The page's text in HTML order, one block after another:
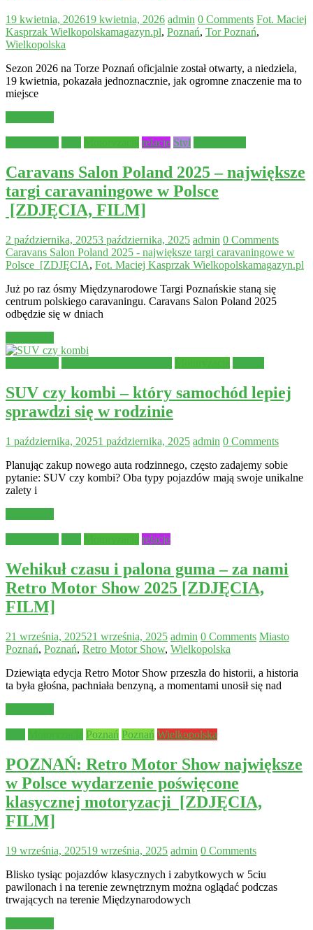
19 kwietnia, 202619 kwietnia, 2026 admin 0 Comments Fot. Maciej
Kasprzak Wielkopolskamagazyn.pl, Poznań, Tor Poznań,
Wielkopolska
Sezon 2026 na Torze Poznań oficjalnie został otwarty, a niedziela,
19 kwietnia, pokazała jednoznacznie, jak ogromne znaczenie ma to
miejsce
relacje Styl
Caravans Salon Poland 2025 – największe
targi caravaningowe w Polsce
[ZDJĘCIA, FILM]
2 października, 20253 października, 2025 admin 0 Comments
Caravans Salon Poland 2025 - największe targi caravaningowe w
Polsce [ZDJĘCIA, Fot. Maciej Kasprzak Wielkopolskamagazyn.pl
Już po raz ósmy Międzynarodowe Targi Poznańskie staną się
centrum polskiego caravaningu. Caravans Salon Poland 2025
odbędzie się w dniach
SUV czy kombi – który samochód lepiej
sprawdzi się w rodzinie
1 października, 20251 października, 2025 admin 0 Comments
Planując zakup nowego auta rodzinnego, często zadajemy sobie
pytanie: SUV czy kombi? Oba typy pojazdów mają swoje unikalne
zalety i
relacje
Wehikuł czasu i palona guma – za nami
Retro Motor Show 2025 [ZDJĘCIA,
FILM]
21 września, 202521 września, 2025 admin 0 Comments Miasto
Poznań, Poznań, Retro Motor Show, Wielkopolska
Dziewiąta edycja Retro Motor Show przeszła do historii, a historia
ta była głośna, pachniała benzyną, a momentami unosił się nad
Poznań Poznań Wielkopolska
POZNAŃ: Retro Motor Show największe
w Polsce wydarzenie poświęcone
klasycznej motoryzacji [ZDJĘCIA,
FILM]
19 września, 202519 września, 2025 admin 0 Comments
Blisko tysiąc pojazdów klasycznych i zabytkowych w 5ciu
pawilonach i na terenie zewnętrznym można oglądać podczas
trwających na terenie Międzynarodowych